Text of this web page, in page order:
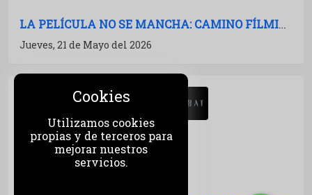
Cookies
Utilizamos cookies
propias y de terceros para
mejorar nuestros
servicios.
LA PELÍCULA NO SE MANCHA: CAMINO FÍLMICO AL MUNDIAL 2026
Jueves, 21 de Mayo del 2026